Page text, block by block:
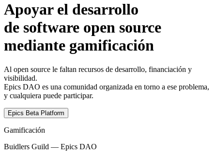
Apoyar el desarrollo
de software open source
mediante gamificación
Al open source le faltan recursos de desarrollo, financiación y
visibilidad.
Epics DAO es una comunidad organizada en torno a ese problema,
y cualquiera puede participar.
Epics Beta Platform
Gamificación
Buidlers Guild — Epics DAO